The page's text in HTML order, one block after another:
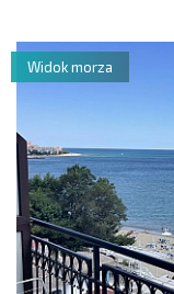
Widok morza